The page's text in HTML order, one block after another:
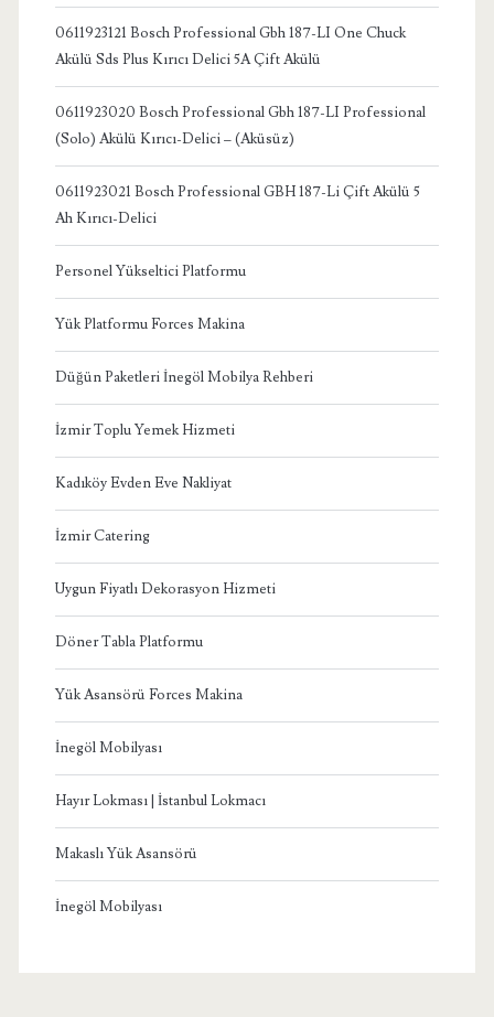
0611923121 Bosch Professional Gbh 187-LI One Chuck
Akülü Sds Plus Kırıcı Delici 5A Çift Akülü
0611923020 Bosch Professional Gbh 187-LI Professional
(Solo) Akülü Kırıcı-Delici – (Aküsüz)
0611923021 Bosch Professional GBH 187-Li Çift Akülü 5
Ah Kırıcı-Delici
Personel Yükseltici Platformu
Yük Platformu Forces Makina
Düğün Paketleri İnegöl Mobilya Rehberi
İzmir Toplu Yemek Hizmeti
Kadıköy Evden Eve Nakliyat
İzmir Catering
Uygun Fiyatlı Dekorasyon Hizmeti
Döner Tabla Platformu
Yük Asansörü Forces Makina
İnegöl Mobilyası
Hayır Lokması | İstanbul Lokmacı
Makaslı Yük Asansörü
İnegöl Mobilyası